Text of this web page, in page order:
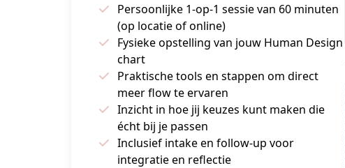
Persoonlijke 1-op-1 sessie van 60 minuten
(op locatie of online)
Fysieke opstelling van jouw Human Design
chart
Praktische tools en stappen om direct
meer flow te ervaren
Inzicht in hoe jij keuzes kunt maken die
écht bij je passen
Inclusief intake en follow-up voor
integratie en reflectie